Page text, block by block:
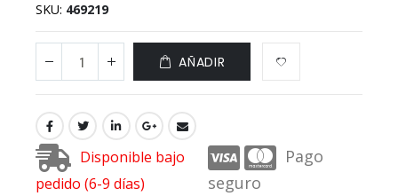
SKU 469219
AÑADIR
Disponible bajo
pedido (6-9 días)
Pago
seguro